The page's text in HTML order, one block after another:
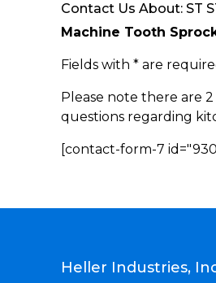
Contact Us About: ST
Machine Tooth
Fields with * are
Please note there are
questions regarding
[contact-form-7
Heller Industries,